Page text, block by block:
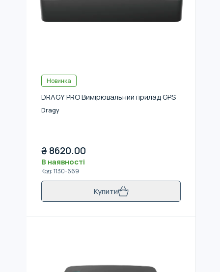
Новинка
DRAGY PRO Вимірювальний прилад GPS
Dragy
₴ 8620.00
В наявності
Код:1130-669
Купити